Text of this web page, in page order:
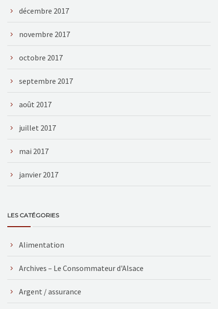
décembre 2017
novembre 2017
octobre 2017
septembre 2017
août 2017
juillet 2017
mai 2017
janvier 2017
LES CATÉGORIES
Alimentation
Archives – Le Consommateur d'Alsace
Argent / assurance